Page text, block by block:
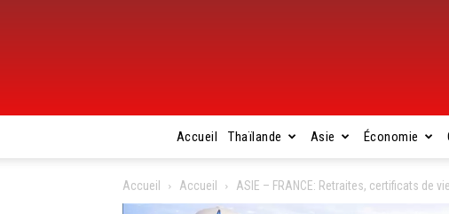
Accueil Thaïlande Asie Économie
Accueil Accueil ASIE – FRANCE: Retraites, certificats de